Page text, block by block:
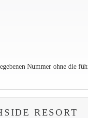
Nummer ohne die
RESORT